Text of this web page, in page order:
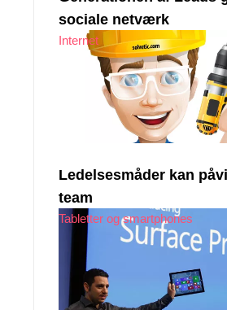
sociale netværk
Internet
Ledelsesmåder kan
team
Tabletter og smartphones